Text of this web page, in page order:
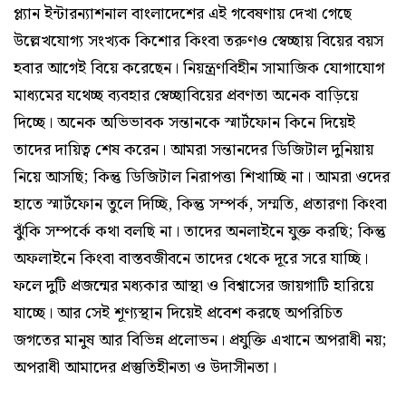
প্ল্যান ইন্টারন্যাশনাল বাংলাদেশের এই গবেষণায় দেখা গেছে
উল্লেখযোগ্য সংখ্যক কিশোর কিংবা তরুণও স্বেচ্ছায় বিয়ের বয়স
হবার আগেই বিয়ে করেছেন। নিয়ন্ত্রণবিহীন সামাজিক যোগাযোগ
মাধ্যমের যথেচ্ছ ব্যবহার স্বেচ্ছাবিয়ের প্রবণতা অনেক বাড়িয়ে
দিচ্ছে। অনেক অভিভাবক সন্তানকে স্মার্টফোন কিনে দিয়েই
তাদের দায়িত্ব শেষ করেন। আমরা সন্তানদের ডিজিটাল দুনিয়ায়
নিয়ে আসছি; কিন্তু ডিজিটাল নিরাপত্তা শিখাচ্ছি না। আমরা ওদের
হাতে স্মার্টফোন তুলে দিচ্ছি, কিন্তু সম্পর্ক, সম্মতি, প্রতারণা কিংবা
ঝুঁকি সম্পর্কে কথা বলছি না। তাদের অনলাইনে যুক্ত করছি; কিন্তু
অফলাইনে কিংবা বাস্তবজীবনে তাদের থেকে দূরে সরে যাচ্ছি।
ফলে দুটি প্রজন্মের মধ্যকার আস্থা ও বিশ্বাসের জায়গাটি হারিয়ে
যাচ্ছে। আর সেই শূণ্যস্থান দিয়েই প্রবেশ করছে অপরিচিত
জগতের মানুষ আর বিভিন্ন প্রলোভন। প্রযুক্তি এখানে অপরাধী নয়;
অপরাধী আমাদের প্রস্তুতিহীনতা ও উদাসীনতা।